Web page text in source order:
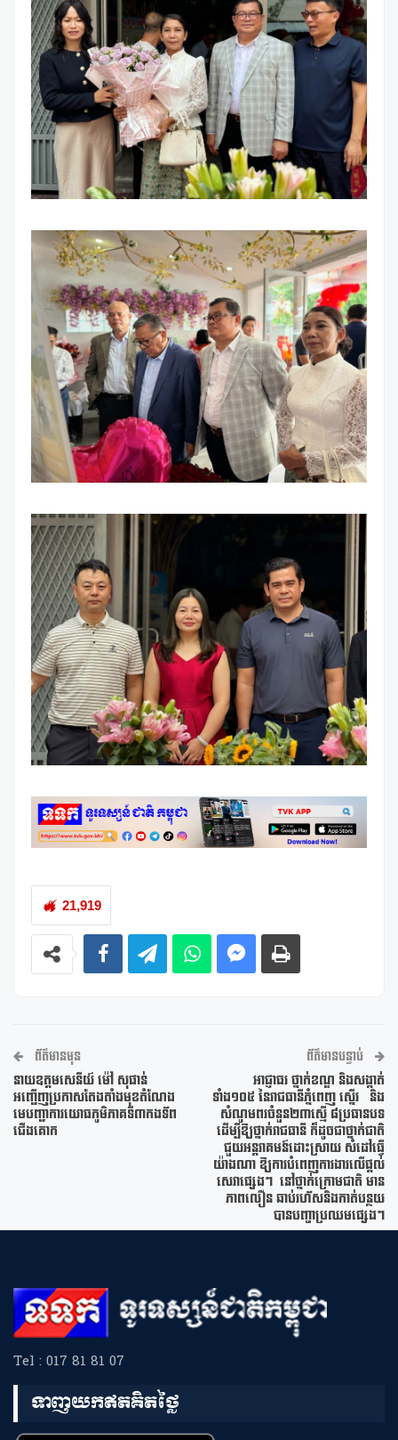
21,919
ព័ត៌មានមុន
នាយឧត្តមសេនីយ៍ ម៉ៅ សុផាន់
អញ្ជើញប្រកាសតែងតាំងមុខតំណែង
មេបញ្ជាការយោធភូមិភាគទី៣កងទ័ព
ជើងគោក
ព័ត៌មានបន្ទាប់
អាជ្ញាធរ ថ្នាក់ខណ្ឌ និងសង្កាត់
ទាំង១០៥ នៃរាជធានីភ្នំពេញ ស្នេីរ និង
សំណូមពរចំនួន២៣ស្មើ ៨ប្រធានបទ
ដើម្បីឱ្យថ្នាក់រាជធានី ក៏ដូចជាថ្នាក់ជាតិ
ជួយអន្តរាគមន៍ដោះស្រាយ សំដៅធ្វើ
យ៉ាងណា ឱ្យការបំពេញការងារលើផ្តល់
សេវាផ្សេងៗ នៅថ្នាក់ក្រោមជាតិ មាន
ភាពលឿន ឆាប់រហ័សនិងកាត់បន្ថយ
បានបញ្ហាប្រឈមផ្សេងៗ
Tel : 017 81 81 07
ទាញយកឥតគិតថ្លៃ